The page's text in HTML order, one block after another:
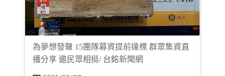
為夢想發聲 15團隊募資提前達標 群眾集資直
播分享 邀民眾相挺/ 台銘新聞網